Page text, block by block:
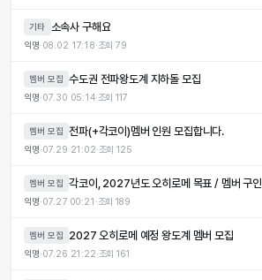
기타 소속사 구해요
익명·08.02 17:18·조회79
멤버 모집 수도권 전파왕도계 지하돌 모집
익명·07.30 05:14·조회117
멤버 모집 전파(+각코이)멤버 인원 모집합니다.
익명·07.29 21:02·조회125
멤버 모집 각코이, 2027년도 오히로메 목표 / 멤버 구인
익명·07.27 00:21 ·조회189
멤버 모집 2027 오히로메 예정 왕도계 멤버 모집
익명·07.26 21:22·조회161